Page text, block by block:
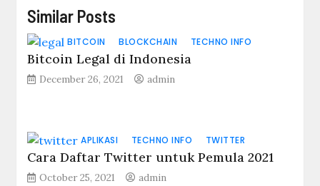
Similar Posts
BITCOIN BLOCKCHAIN TECHNO INFO
Bitcoin Legal di Indonesia
December 26, 2021 admin
APLIKASI TECHNO INFO TWITTER
Cara Daftar Twitter untuk Pemula 2021
October 25, 2021 admin